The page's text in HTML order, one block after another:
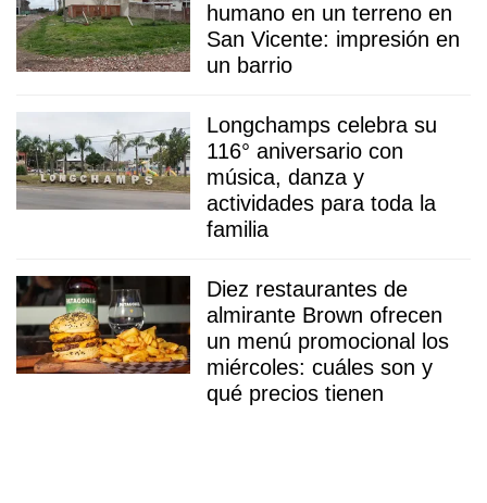
humano en un terreno en
San Vicente: impresión en
un barrio
Longchamps celebra su
116° aniversario con
música, danza y
actividades para toda la
familia
Diez restaurantes de
almirante Brown ofrecen
un menú promocional los
miércoles: cuáles son y
qué precios tienen